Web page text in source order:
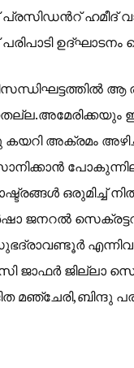
ഹമീദ്
പരിപാടി
ആ
കയറി അക്രമം
ഒരുമിച്ച്
ജനറൽ
ജില്ലാ